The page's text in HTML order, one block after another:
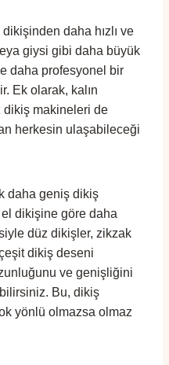
daha hızlı ve
giysi gibi daha büyük
daha profesyonel bir
Ek olarak, kalın
dikiş makineleri de
herkesin ulaşabileceği
daha geniş dikiş
dikişine göre daha
düz dikişler, zikzak
dikiş deseni
ve genişliğini
Bu, dikiş
yönlü olmazsa olmaz